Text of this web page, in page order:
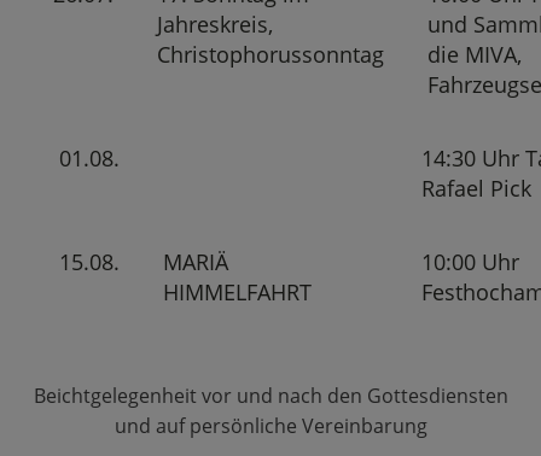
Jahreskreis,
Christophorussonntag
und
die MIVA,
01.08.
14:30 Uhr
Rafael Pick
15.08.
MARIÄ
HIMMELFAHRT
10:00 Uhr
Beichtgelegenheit vor und nach den Gottesdiensten
und auf persönliche Vereinbarung